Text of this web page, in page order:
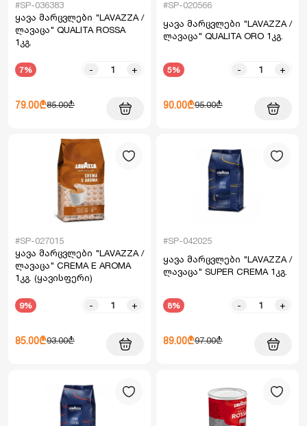
#SP-036383
ყავა მარცვლები "LAVAZZA /
ლავაცა" QUALITA ROSSA
1კგ.
7% - +
79.00₾85.00₾
#SP-020566
ყავა მარცვლები "LAVAZZA /
ლავაცა" QUALITA ORO 1კგ.
5% - +
90.00₾95.00₾
#SP-027015
ყავა მარცვლები "LAVAZZA /
ლავაცა" CREMA E AROMA
1კგ. (ყავისფერი)
9% - +
85.00₾93.00₾
#SP-042025
ყავა მარცვლები "LAVAZZA /
ლავაცა" SUPER CREMA 1კგ.
8% - +
89.00₾97.00₾